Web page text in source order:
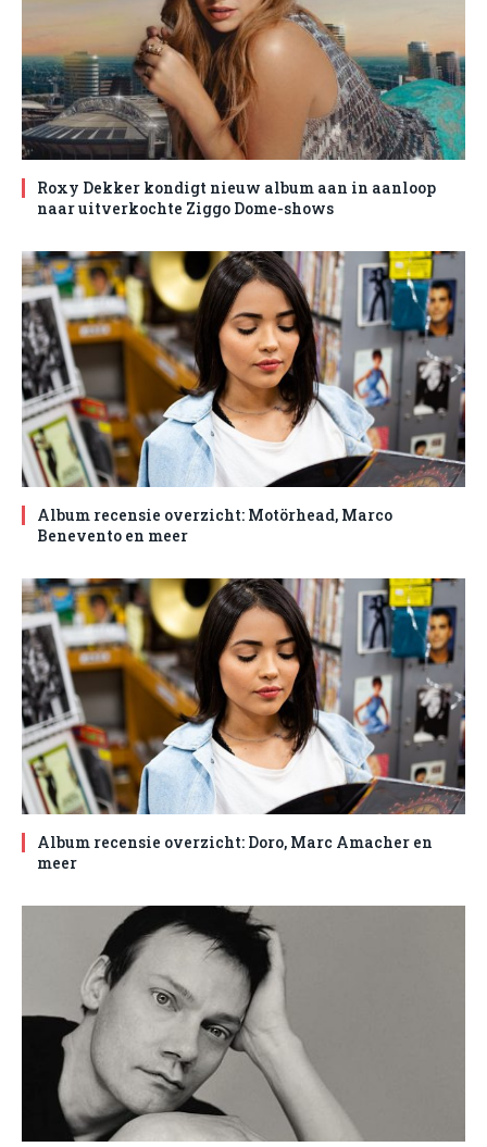
Roxy Dekker kondigt nieuw album aan in aanloop
naar uitverkochte Ziggo Dome-shows
Album recensie overzicht: Motörhead, Marco
Benevento en meer
Album recensie overzicht: Doro, Marc Amacher en
meer